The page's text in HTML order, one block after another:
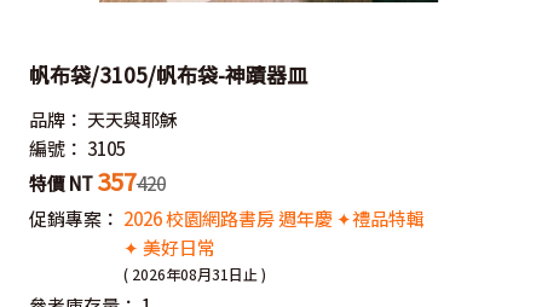
帆布袋/3105/帆布袋-神蹟器皿
品牌： 天天與耶穌
編號： 3105
特價 NT 357420
促銷專案： 2026 校園網路書房 週年慶 ✦禮品特輯
✦ 美好日常
( 2026年08月31日止 )